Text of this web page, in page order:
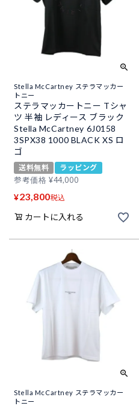
Stella McCartney ステラマッカー
トニー
ステラマッカートニー Tシャ
ツ 半袖 レディース ブラック
Stella McCartney 6J0158
3SPX38 1000 BLACK XS ロ
ゴ
送料無料
ラッピング
参考価格 ¥44,000
¥23,800税込
カートに入れる
Stella McCartney ステラマッカー
トニー